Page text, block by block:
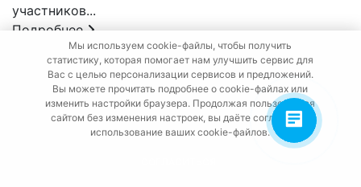
Мы используем cookie-файлы, чтобы получить
статистику, которая помогает нам улучшить сервис для
Вас с целью персонализации сервисов и предложений.
Вы можете прочитать подробнее о cookie-файлах или
изменить настройки браузера. Продолжая пользоваться
сайтом без изменения настроек, вы даёте согласие на
использование ваших cookie-файлов.
участников...
Подробнее
27 августа, 2025
ЭТП Регион принял участие в
Межрегиональном форуме
«Дни ритейла в Уфе»